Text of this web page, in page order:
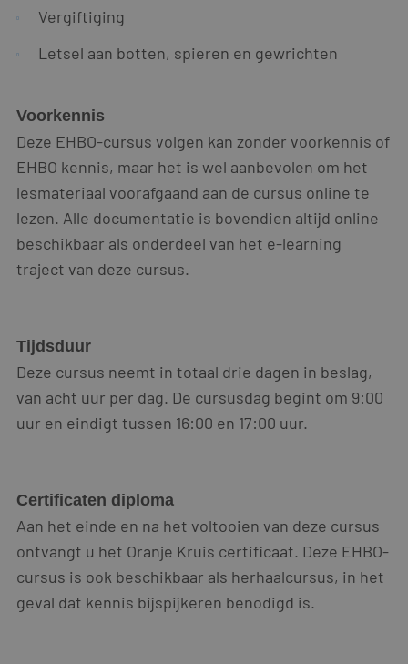
Vergiftiging
Letsel aan botten, spieren en gewrichten
Voorkennis
Deze EHBO-cursus volgen kan zonder voorkennis of
EHBO kennis, maar het is wel aanbevolen om het
lesmateriaal voorafgaand aan de cursus online te
lezen. Alle documentatie is bovendien altijd online
beschikbaar als onderdeel van het e-learning
traject van deze cursus.
Tijdsduur
Deze cursus neemt in totaal drie dagen in beslag,
van acht uur per dag. De cursusdag begint om 9:00
uur en eindigt tussen 16:00 en 17:00 uur.
Certificaten diploma
Aan het einde en na het voltooien van deze cursus
ontvangt u het Oranje Kruis certificaat. Deze EHBO-
cursus is ook beschikbaar als herhaalcursus, in het
geval dat kennis bijspijkeren benodigd is.